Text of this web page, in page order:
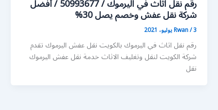
رقم نقل اثاث في اليرموك / 50993677 / أفضل
شركة نقل عفش وخصم يصل 30%
Rwan/3 يوليو، 2021
رقم نقل اثاث في اليرموك بالكويت نقل عفش اليرموك تقدم
شركة الكويت لنقل وتغليف الاثاث خدمة نقل عفش اليرموك
نقل